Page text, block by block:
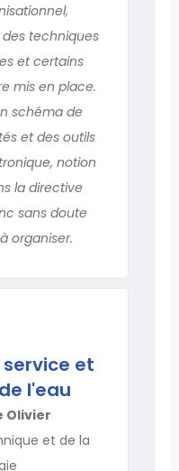
techniques
et certains
mis en place.
schéma de
et des outils
notion
la directive
sans doute
organiser.
et
l'eau
Olivier
et de la